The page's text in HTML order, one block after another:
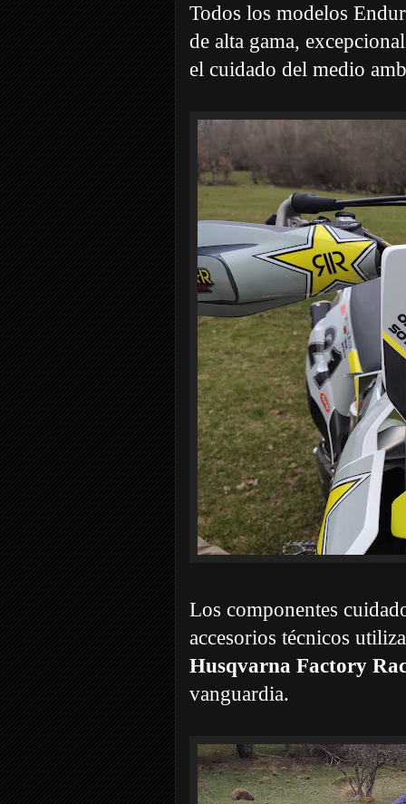
Todos los modelos
de alta gama,
el cuidado del medio
Los componentes
accesorios técnicos
Husqvarna Factory
vanguardia.